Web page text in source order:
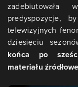
predyspozycje,
telewizyjnych
dziesięciu
końca po
materiału